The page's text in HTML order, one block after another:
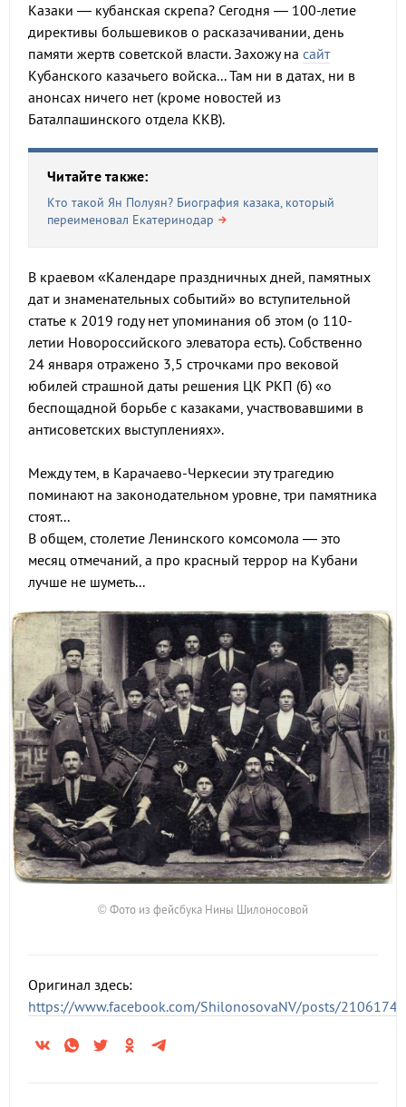
Казаки — кубанская скрепа? Сегодня — 100-летие
директивы большевиков о расказачивании, день
памяти жертв советской власти. Захожу на сайт
Кубанского казачьего войска... Там ни в датах, ни в
анонсах ничего нет (кроме новостей из
Баталпашинского отдела ККВ).
Читайте также:
Кто такой Ян Полуян? Биография казака, который
переименовал Екатеринодар
В краевом «Календаре праздничных дней, памятных
дат и знаменательных событий» во вступительной
статье к 2019 году нет упоминания об этом (о 110-
летии Новороссийского элеватора есть). Собственно
24 января отражено 3,5 строчками про вековой
юбилей страшной даты решения ЦК РКП (б) «о
беспощадной борьбе с казаками, участвовавшими в
антисоветских выступлениях».
Между тем, в Карачаево-Черкесии эту трагедию
поминают на законодательном уровне, три памятника
стоят...
В общем, столетие Ленинского комсомола — это
месяц отмечаний, а про красный террор на Кубани
лучше не шуметь...
© Фото из фейсбука Нины Шилоносовой
Оригинал здесь:
https://www.facebook.com/ShilonosovaNV/posts/